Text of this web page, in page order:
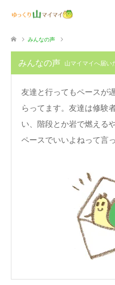
みんなの声
みんなの声 山マイマイへ届い
友達と行ってもペースが
らってます。友達は修験
い、階段とか岩で燃える
ペースでいいよねって言